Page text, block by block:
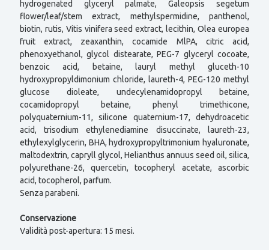
hydrogenated glyceryl palmate, Galeopsis segetum
flower/leaf/stem extract, methylspermidine, panthenol,
biotin, rutis, Vitis vinifera seed extract, lecithin, Olea europea
fruit extract, zeaxanthin, cocamide MlPA, citric acid,
phenoxyethanol, glycol distearate, PEG-7 glyceryl cocoate,
benzoic acid, betaine, lauryl methyl gluceth-10
hydroxypropyldimonium chloride, laureth-4, PEG-120 methyl
glucose dioleate, undecylenamidopropyl betaine,
cocamidopropyl betaine, phenyl trimethicone,
polyquaternium-11, silicone quaternium-17, dehydroacetic
acid, trisodium ethylenediamine disuccinate, laureth-23,
ethylexylglycerin, BHA, hydroxypropyltrimonium hyaluronate,
maltodextrin, capryll glycol, Helianthus annuus seed oil, silica,
polyurethane-26, quercetin, tocopheryl acetate, ascorbic
acid, tocopherol, parfum.
Senza parabeni.
Conservazione
Validità post-apertura: 15 mesi.